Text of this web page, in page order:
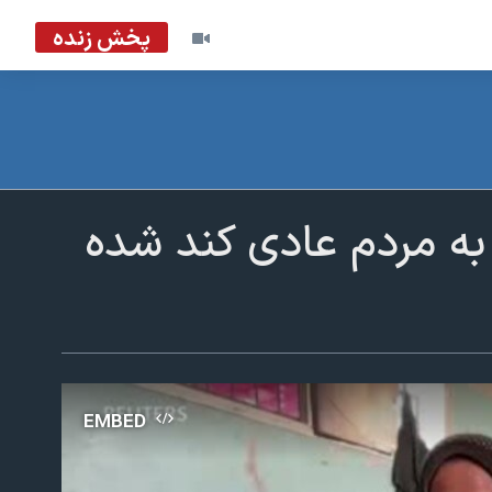
پخش زنده
مردم عادی کند شده
EMBED